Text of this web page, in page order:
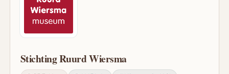
Stichting Ruurd Wiersma